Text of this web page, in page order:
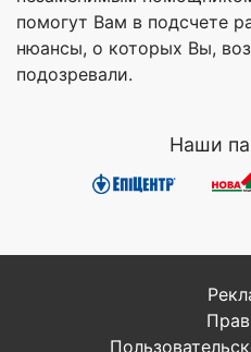
помогут Вам в подсчете
нюансы, о которых Вы,
подозревали.
Наши